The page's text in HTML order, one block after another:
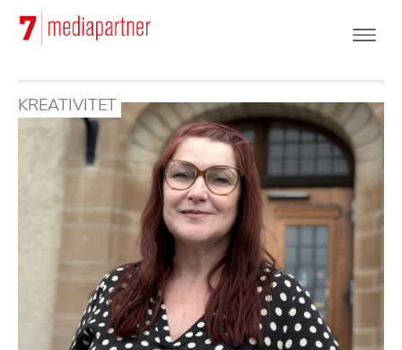
Hoppa
huvudinnehåll
KREATIVITET